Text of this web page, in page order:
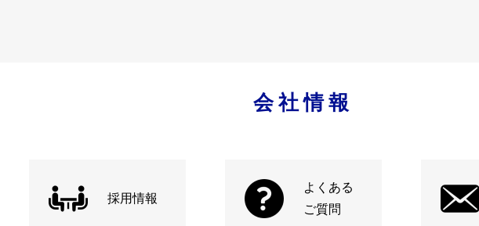
会社情報
採用情報
よくある
ご質問